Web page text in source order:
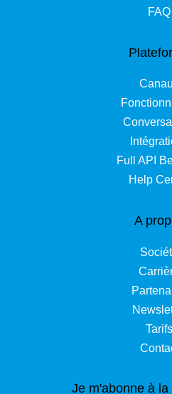
FAQ
Full API
Help
A
Tarifs
Je m'abonne à